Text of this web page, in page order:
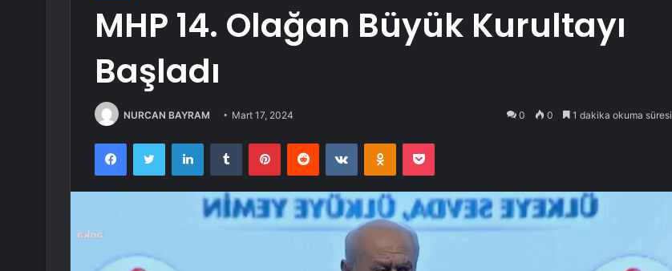
MHP 14. Olağan Büyük Kurultayı
Başladı
NURCAN BAYRAM Mart 17, 2024 0 0 1 dakika okuma süresi
FacebookTwitter LinkedInTumblr PinterestReddit VKontakteOdnoklassniki
Pocket